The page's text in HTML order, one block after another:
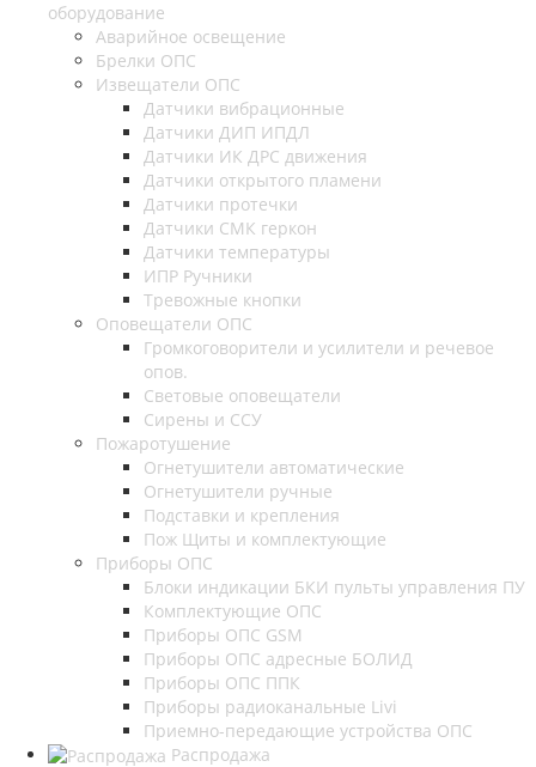
оборудование
Аварийное освещение
Брелки ОПС
Извещатели ОПС
Датчики вибрационные
Датчики ДИП ИПДЛ
Датчики ИК ДРС движения
Датчики открытого пламени
Датчики протечки
Датчики СМК геркон
Датчики температуры
ИПР Ручники
Тревожные кнопки
Оповещатели ОПС
Громкоговорители и усилители и речевое
опов.
Световые оповещатели
Сирены и ССУ
Пожаротушение
Огнетушители автоматические
Огнетушители ручные
Подставки и крепления
Пож Щиты и комплектующие
Приборы ОПС
Блоки индикации БКИ пульты управления ПУ
Комплектующие ОПС
Приборы ОПС GSM
Приборы ОПС адресные БОЛИД
Приборы ОПС ППК
Приборы радиоканальные Livi
Приемно-передающие устройства ОПС
Распродажа